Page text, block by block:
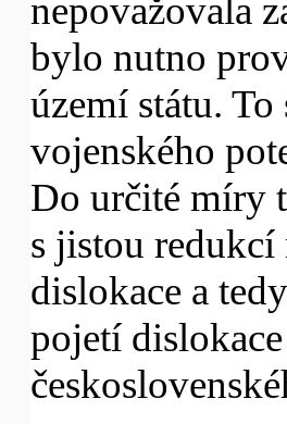
nepovažovala
bylo nutno
území státu.
vojenského
Do určité míry
s jistou redukcí
dislokace a
pojetí